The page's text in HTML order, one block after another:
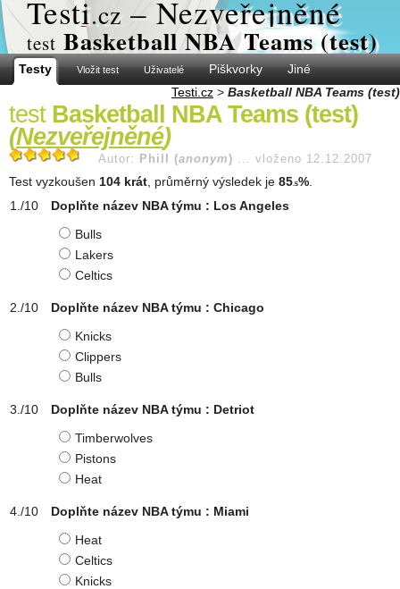
Testi.cz – Nezveřejněné
test Basketball NBA Teams (test)
Testy Vložit test Uživatelé Piškvorky
Jiné
Testi.cz > Basketball NBA Teams (test)
test Basketball NBA Teams (test)
(Nezveřejněné)
Autor: Phill (anonym ) ... vloženo 12.12.2007
Test vyzkoušen 104 krát , průměrný výsledek je 85 .5%
Doplňte název NBA týmu : Los Angeles
Bulls
Lakers
Celtics
Doplňte název NBA týmu : Chicago
Knicks
Clippers
Bulls
Doplňte název NBA týmu : Detriot
Timberwolves
Pistons
Heat
Doplňte název NBA týmu : Miami
Heat
Celtics
Knicks